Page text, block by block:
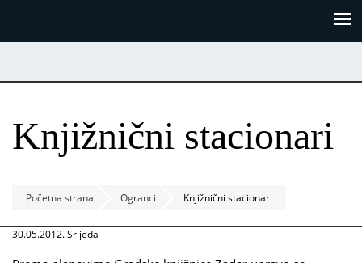
Knjižnični stacionari
Početna strana Ogranci Knjižnični stacionari
30.05.2012. Srijeda